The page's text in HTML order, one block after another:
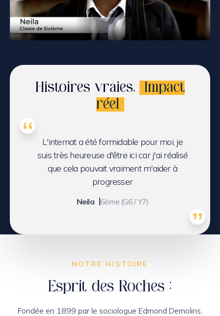
Histoires vraies.
Impact
réel
L'internat a été formidable pour moi, je
suis très heureuse d'être ici car j'ai réalisé
que cela pouvait vraiment m'aider à
progresser
Neila 6ème (G6 / Y7)
NOTRE HISTOIRE
Esprit des Roches :
Fondée en 1899 par le sociologue Edmond Demolins,